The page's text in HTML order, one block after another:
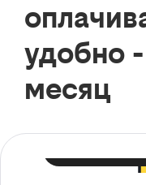
удобно
месяц